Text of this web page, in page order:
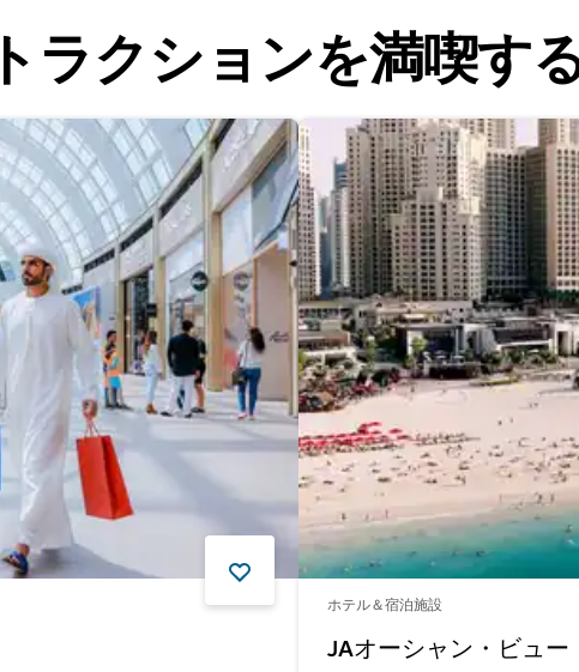
ラクションを満喫す
ホテル＆宿泊施設
JAオーシャン・ビュー